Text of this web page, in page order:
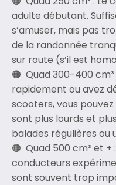
adulte débutant.
s’amuser, mais pas
de la randonnée
sur route (s’il est
Quad 300-400 cm³
rapidement ou avez
scooters, vous
sont plus lourds et
balades régulières ou
Quad 500 cm³ et +
conducteurs
sont souvent trop